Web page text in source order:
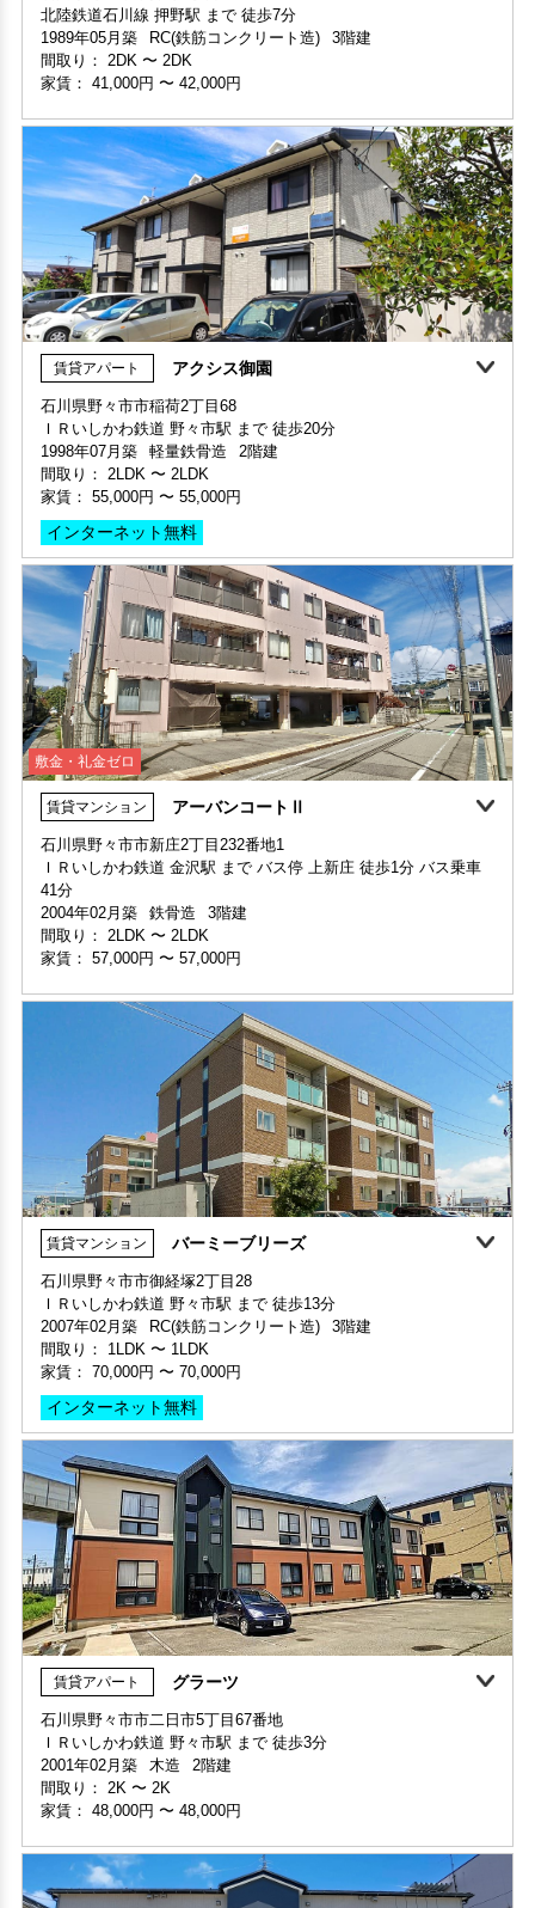
階数 1階
間取り 1R(ワンルーム)・専有面積 25.92㎡
敷金 - ・礼金 -
保証人不要・代行 インターネット無料
家賃：41,000円 〜 42,000円
敷金・礼金ゼロ 360°案内
部屋号数 203号室
家賃 41,000円・共益費 3,000円
階数 2階
間取り 2DK・専有面積 43.74㎡
敷金 - ・礼金 -
保証人不要・代行
家賃 42,000円・共益費 3,000円
階数 3階
間取り 2DK・専有面積 43.74㎡
敷金 - ・礼金 -
保証人不要・代行
賃貸アパート アクシス御園
石川県野々市市稲荷2丁目68
ＩＲいしかわ鉄道 野々市駅 まで 徒歩20分
間取り： 2LDK 〜 2LDK
家賃：55,000円 〜 55,000円
インターネット無料
部屋号数 201号室
家賃 55,000円・共益費 3,000円
階数 2階
間取り 2LDK・専有面積 53.76㎡
敷金 2ヶ月 ・礼金 -
保証人不要・代行 インターネット無料
敷金・礼金ゼロ
賃貸マンション アーバンコートⅡ
石川県野々市市新庄2丁目232番地1
ＩＲいしかわ鉄道 金沢駅 まで バス停 上新庄 徒歩1分 バス乗車
2004年02月築
鉄骨造
3階建
間取り：2LDK 〜 2LDK
家賃：
敷金・礼金ゼロ 360°案内
部屋号数 111号室
家賃 57,000円・共益費 3,000円
階数 1階
間取り 2LDK・専有面積 52.38㎡
敷金 - ・礼金 -
保証人不要・代行
賃貸マンション バーミーブリーズ
石川県野々市市御経塚2丁目28
ＩＲいしかわ鉄道 野々市駅 まで 徒歩13分
間取り： 1LDK 〜 1LDK
家賃：70,000円 〜 70,000円
インターネット無料
部屋号数 S203号室 申込済
家賃 70,000円・共益費 4,500円
階数 2階
間取り 1LDK・専有面積 54.26㎡
敷金 2ヶ月 ・礼金 -
賃貸アパート グラーツ
石川県野々市市二日市5丁目67番地
ＩＲいしかわ鉄道 野々市駅 まで 徒歩3分
間取り： 2K 〜 2K
家賃：48,000円 〜 48,000円